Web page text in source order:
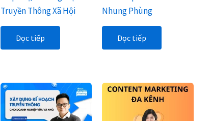
Truyền Thông Xã Hội
Đọc tiếp
Nhung Phùng
Đọc tiếp